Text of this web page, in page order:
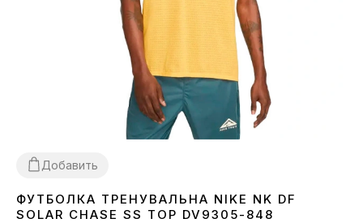
Добавить
L XL
ФУТБОЛКА ТРЕНУВАЛЬНА NIKE NK DF
SOLAR CHASE SS TOP DV9305-848